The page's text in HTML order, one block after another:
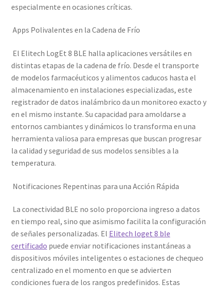
especialmente en ocasiones críticas.
Apps Polivalentes en la Cadena de Frío
El Elitech LogEt 8 BLE halla aplicaciones versátiles en
distintas etapas de la cadena de frío. Desde el transporte
de modelos farmacéuticos y alimentos caducos hasta el
almacenamiento en instalaciones especializadas, este
registrador de datos inalámbrico da un monitoreo exacto y
en el mismo instante. Su capacidad para amoldarse a
entornos cambiantes y dinámicos lo transforma en una
herramienta valiosa para empresas que buscan progresar
la calidad y seguridad de sus modelos sensibles a la
temperatura.
Notificaciones Repentinas para una Acción Rápida
La conectividad BLE no solo proporciona ingreso a datos
en tiempo real, sino que asimismo facilita la configuración
de señales personalizadas. El Elitech loget 8 ble
certificado puede enviar notificaciones instantáneas a
dispositivos móviles inteligentes o estaciones de chequeo
centralizado en el momento en que se advierten
condiciones fuera de los rangos predefinidos. Estas